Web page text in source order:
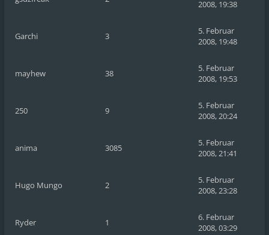
2008, 19:38
Garchi 3
5. Februar
2008, 19:48
mayhew 38
5. Februar
2008, 19:53
250 9
5. Februar
2008, 20:24
anima 3085
5. Februar
2008, 21:41
Hugo Mungo 2
5. Februar
2008, 23:28
Ryder 1
6. Februar
2008, 03:29